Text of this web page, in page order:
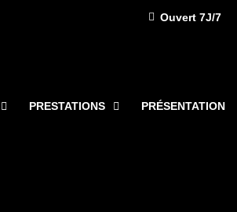
Ouvert 7J/7
PRESTATIONS PRÉSENTATION